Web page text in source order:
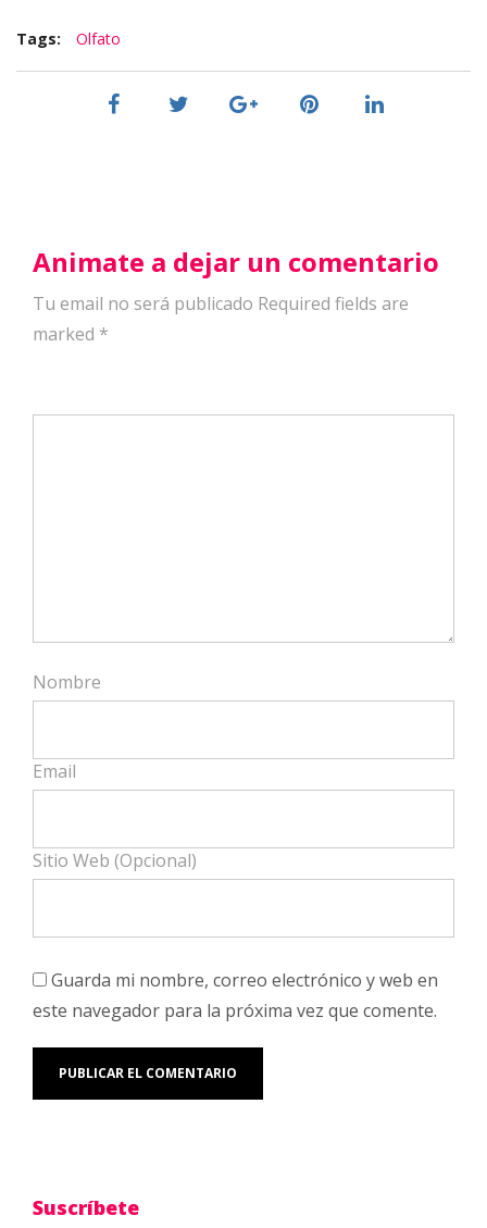
Tags: Olfato
Animate a dejar un comentario
Tu email no será publicado Required fields are
marked *
Nombre
Email
Sitio Web (Opcional)
Guarda mi nombre, correo electrónico y web en
este navegador para la próxima vez que comente.
Suscríbete